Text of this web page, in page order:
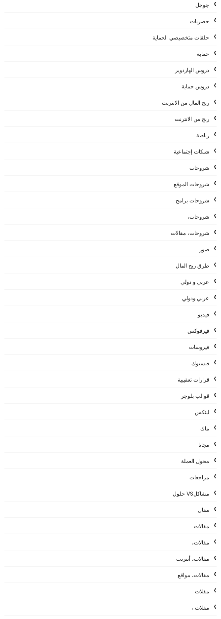
جوجل
حصريات
حلقات متخصيصي الحماية
حماية
دروس الهاردوير
دروس حماية
ربح المال من الانترنت
ربح من الانترنت
رياضة
شبكات إجتماعية
شروحات
شروحات الموقع
شروحات برامج
شروحات،
شروحات، مقالات
صور
طرق ربح المال
عربي و دولي
عربي ودولي
فيديو
فيرفوكس
فيروسات
فيسبوك
قرارات تعقيبية
قوالب بلوجر
لينكس
ماك
مجانا
محول العملة
مراجعات
مشاكلVS حلول
مقال
مقالات
مقالات،
مقالات، أنترنت
مقالات، مواقع
مقلات
مقلات ،